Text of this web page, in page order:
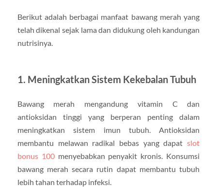
Berikut adalah berbagai manfaat bawang merah yang
telah dikenal sejak lama dan didukung oleh kandungan
nutrisinya.
1. Meningkatkan Sistem Kekebalan Tubuh
Bawang merah mengandung vitamin C dan
antioksidan tinggi yang berperan penting dalam
meningkatkan sistem imun tubuh. Antioksidan
membantu melawan radikal bebas yang dapatslot
bonus 100menyebabkan penyakit kronis. Konsumsi
bawang merah secara rutin dapat membantu tubuh
lebih tahan terhadap infeksi.